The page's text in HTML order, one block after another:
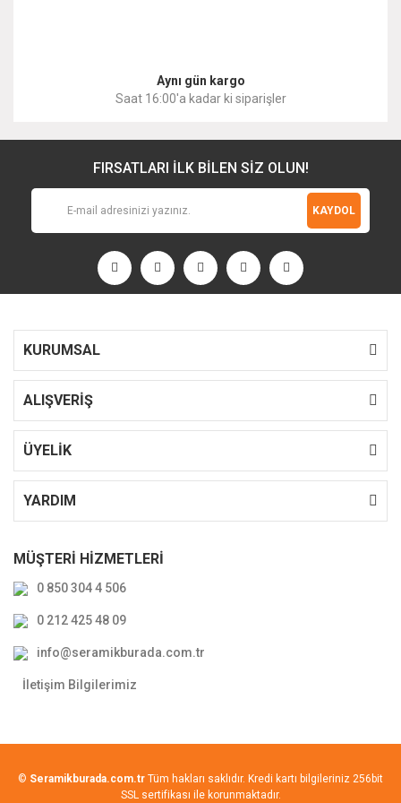
Aynı gün kargo
Saat 16:00'a kadar ki siparişler
FIRSATLARI İLK BİLEN SİZ OLUN!
KAYDOL
KURUMSAL
ALIŞVERİŞ
ÜYELİK
YARDIM
MÜŞTERİ HİZMETLERİ
0 850 304 4 506
0 212 425 48 09
info@seramikburada.com.tr
İletişim Bilgilerimiz
© Seramikburada.com.tr Tüm hakları saklıdır. Kredi kartı bilgileriniz 256bit
SSL sertifikası ile korunmaktadır.